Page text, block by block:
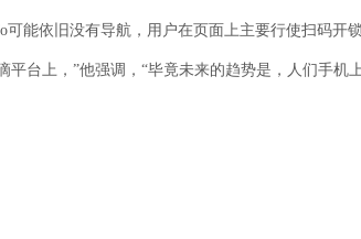
能依旧没有导航，用户在页面上主要行使扫码开锁
台上，”他强调，“毕竟未来的趋势是，人们手机